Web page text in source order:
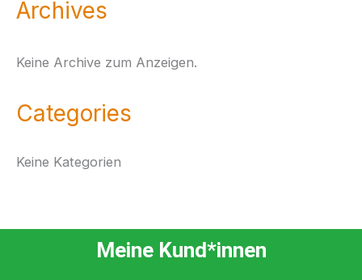
Archives
Keine Archive zum Anzeigen.
Categories
Keine Kategorien
Meine Kund*innen